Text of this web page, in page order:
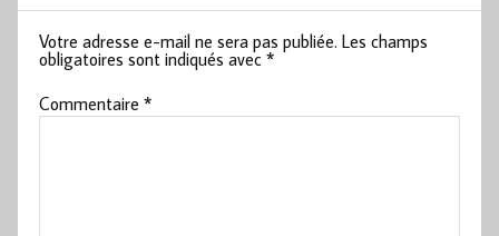
Votre adresse e-mail ne sera pas publiée. Les champs
obligatoires sont indiqués avec*
Commentaire*